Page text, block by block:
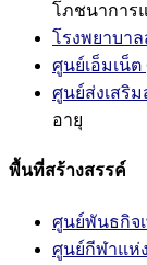
โภชนาการ
โรงพยาบา
ศูนย์เอ็มเน็ต
ศูนย์ส่งเสริ
อายุ
พื้นที่สร้างสรรค์
ศูนย์พันธกิจ
ศูนย์กีฬาแห่